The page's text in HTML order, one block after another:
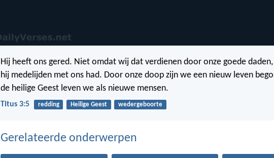
Hij heeft ons gered. Niet omdat wij dat verdienen door onze goede
hij medelijden met ons had. Door onze doop zijn we een nieuw leven
de heilige Geest leven we als nieuwe mensen.
Titus 3:5 redding Heilige Geest wedergeboorte
Gerelateerde onderwerpen